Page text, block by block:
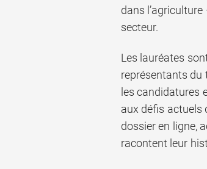
dans
secteur.
Les lauréates
représentants du
les candidatures
aux défis actuels
dossier en ligne,
racontent leur